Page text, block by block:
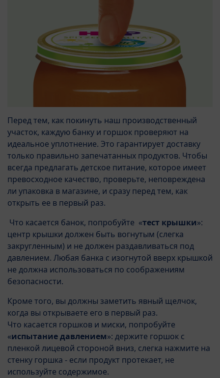
Перед тем, как покинуть наш производственный
участок, каждую банку и горшок проверяют на
идеальное уплотнение. Это гарантирует доставку
только правильно запечатанных продуктов. Чтобы
всегда предлагать детское питание, которое имеет
превосходное качество, проверьте, неповреждена
ли упаковка в магазине, и сразу перед тем, как
открыть ее в первый раз.
Что касается банок, попробуйте «тест крышки»:
центр крышки должен быть вогнутым (слегка
закругленным) и не должен раздавливаться под
давлением. Любая банка с изогнутой вверх крышкой
не должна использоваться по соображениям
безопасности.
Кроме того, вы должны заметить явный щелчок,
когда вы открываете его в первый раз.
Что касается горшков и миски, попробуйте
«испытание давлением»: держите горшок с
пленкой лицевой стороной вниз, слегка нажмите на
стенку горшка - если продукт протекает, не
используйте содержимое.